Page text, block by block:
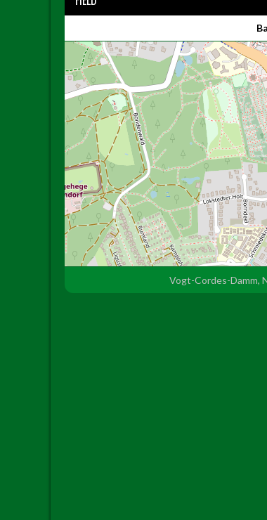
Vogt-Cordes-Damm,